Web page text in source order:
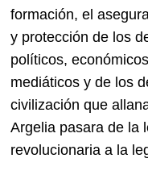
formación, el
y protección de los
políticos,
mediáticos y de los
civilización que
Argelia pasara de la
revolucionaria a la